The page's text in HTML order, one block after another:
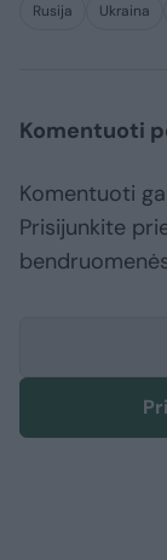
Rusija Ukraina
Komentuoti
Komentuoti
Prisijunkite